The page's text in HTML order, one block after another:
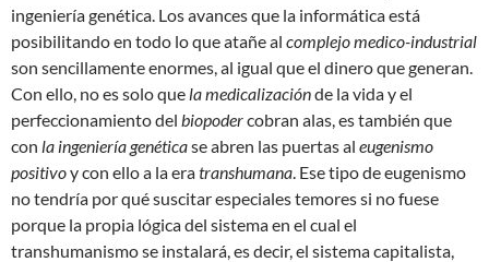
ingeniería genética. Los avances que la informática está
posibilitando en todo lo que atañe al complejo medico-industrial
son sencillamente enormes, al igual que el dinero que generan.
Con ello, no es solo que la medicalizaciónde la vida y el
perfeccionamiento del biopodercobran alas, es también que
con la ingeniería genéticase abren las puertas al eugenismo
positivoy con ello a la eratranshumana. Ese tipo de eugenismo
no tendría por qué suscitar especiales temores si no fuese
porque la propia lógica del sistema en el cual el
transhumanismo se instalará, es decir, el sistema capitalista,